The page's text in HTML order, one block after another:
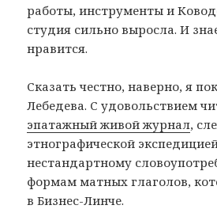
работы, инструменты и
студия сильно выросла. И
нравится.
Сказать честно, наверно, я
Лебедева. С удовольствием
эпатажный живой журнал,
этнографической
нестандартному
формам матных глаголов,
в Бизнес-Линче.